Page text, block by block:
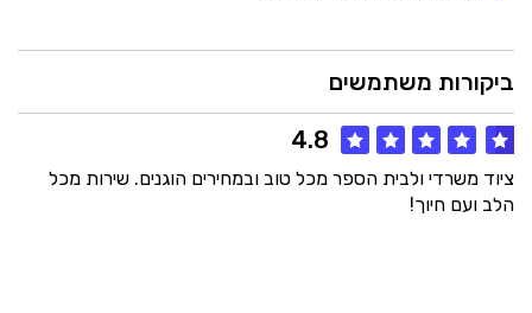
ביקורות משתמשים
4.8
ציוד משרדי ולבית הספר מכל טוב ובמחירים הוגנים. שירות מכל
הלב ועם חיוך!